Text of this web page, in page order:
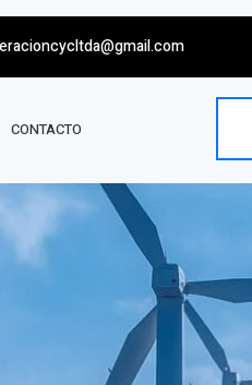
CONTACTO